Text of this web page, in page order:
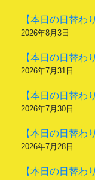
【本日の日替わ
2026年8月3日
【本日の日替わ
2026年7月31日
【本日の日替わ
2026年7月30日
【本日の日替わ
2026年7月28日
【本日の日替わ